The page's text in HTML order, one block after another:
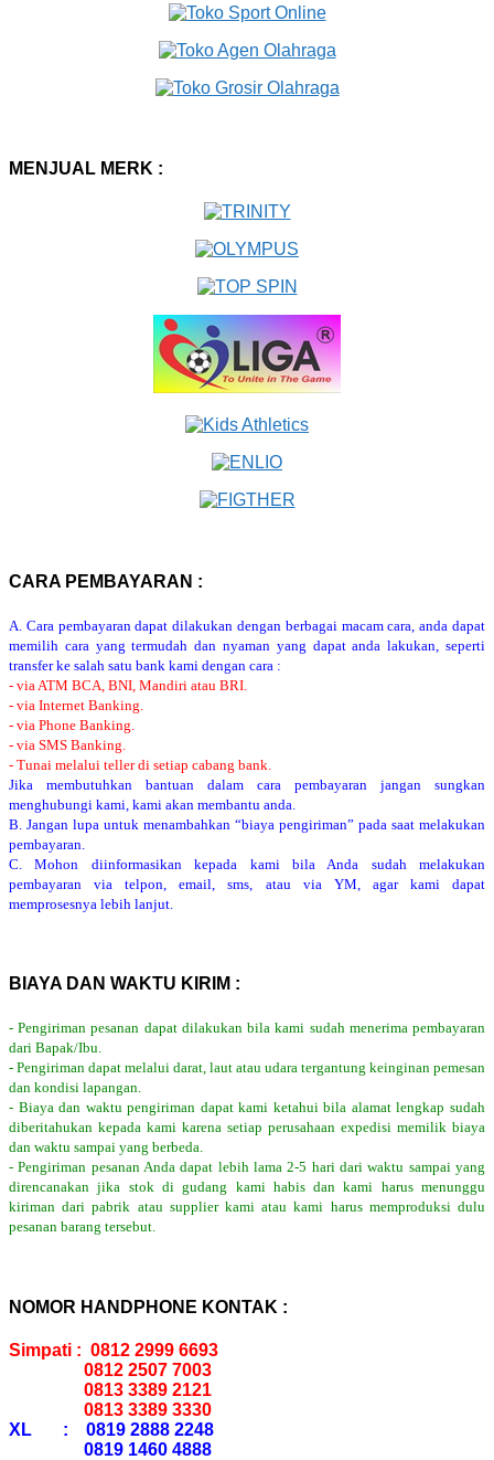
MENJUAL MERK :
CARA PEMBAYARAN :
A. Cara pembayaran dapat dilakukan dengan berbagai macam cara, anda dapat
memilih cara yang termudah dan nyaman yang dapat anda lakukan, seperti
transfer ke salah satu bank kami dengan cara :
- via ATM BCA, BNI, Mandiri atau BRI.
- via Internet Banking.
- via Phone Banking.
- via SMS Banking.
- Tunai melalui teller di setiap cabang bank.
Jika membutuhkan bantuan dalam cara pembayaran jangan sungkan
menghubungi kami, kami akan membantu anda.
B. Jangan lupa untuk menambahkan “biaya pengiriman” pada saat melakukan
pembayaran.
C. Mohon diinformasikan kepada kami bila Anda sudah melakukan
pembayaran via telpon, email, sms, atau via YM, agar kami dapat
memprosesnya lebih lanjut.
BIAYA DAN WAKTU KIRIM :
- Pengiriman pesanan dapat dilakukan bila kami sudah menerima pembayaran
dari Bapak/Ibu.
- Pengiriman dapat melalui darat, laut atau udara tergantung keinginan pemesan
dan kondisi lapangan.
- Biaya dan waktu pengiriman dapat kami ketahui bila alamat lengkap sudah
diberitahukan kepada kami karena setiap perusahaan expedisi memilik biaya
dan waktu sampai yang berbeda.
- Pengiriman pesanan Anda dapat lebih lama 2-5 hari dari waktu sampai yang
direncanakan jika stok di gudang kami habis dan kami harus menunggu
kiriman dari pabrik atau supplier kami atau kami harus memproduksi dulu
pesanan barang tersebut.
NOMOR HANDPHONE KONTAK :
Simpati : 0812 2999 6693
0812 2507 7003
0813 3389 2121
0813 3389 3330
XL : 0819 2888 2248
0819 1460 4888